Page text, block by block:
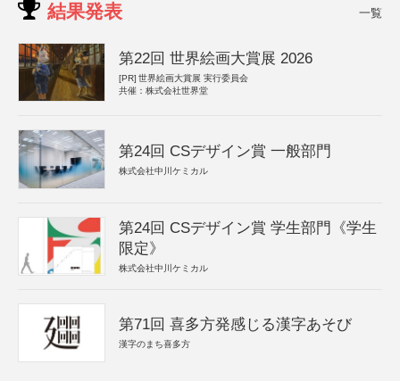
結果発表 一覧
第22回 世界絵画大賞展 2026
[PR] 世界絵画大賞展 実行委員会
共催：株式会社世界堂
第24回 CSデザイン賞 一般部門
株式会社中川ケミカル
第24回 CSデザイン賞 学生部門《学生
限定》
株式会社中川ケミカル
第71回 喜多方発感じる漢字あそび
漢字のまち喜多方